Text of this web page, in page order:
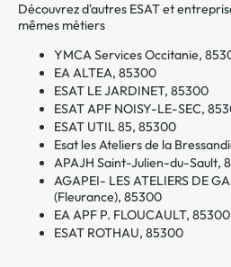
Découvrez d'autres ESAT et
mêmes métiers
YMCA Services Occitanie,
EA ALTEA, 85300
ESAT LE JARDINET, 85300
ESAT APF NOISY-LE-SEC,
ESAT UTIL 85, 85300
Esat les Ateliers de la
APAJH Saint-Julien-du-Sault,
AGAPEI- LES ATELIERS DE
(Fleurance), 85300
EA APF P. FLOUCAULT, 85300
ESAT ROTHAU, 85300